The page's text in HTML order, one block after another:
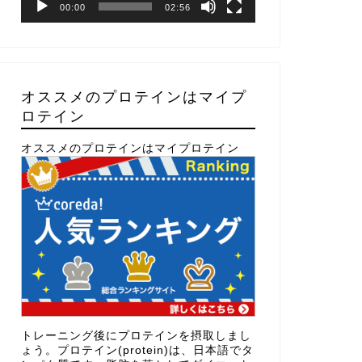
00:00 02:56
オススメのプロテインはマイプ
ロテイン
オススメのプロテインはマイプロテイン
トレーニング後にプロテインを摂取しまし
ょう。プロテイン(protein)は、日本語でタ